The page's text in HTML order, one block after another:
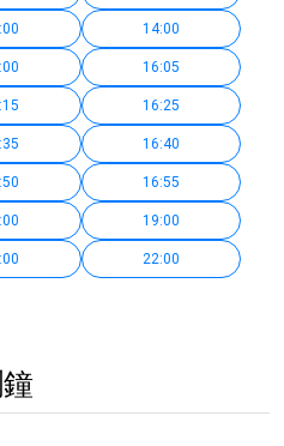
14:00
16:05
16:25
16:40
16:55
19:00
22:00